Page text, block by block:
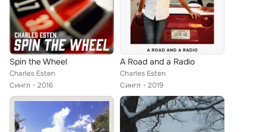
Spin the Wheel
Charles Esten
Сингл
2016
A Road and a Radio
Charles Esten
Сингл
2019